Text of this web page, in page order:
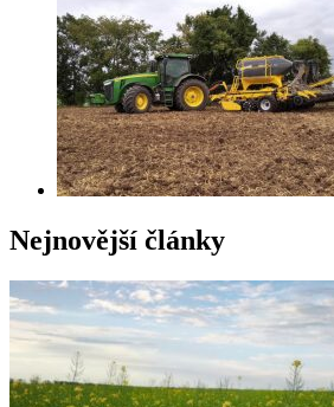
Nejnovější články